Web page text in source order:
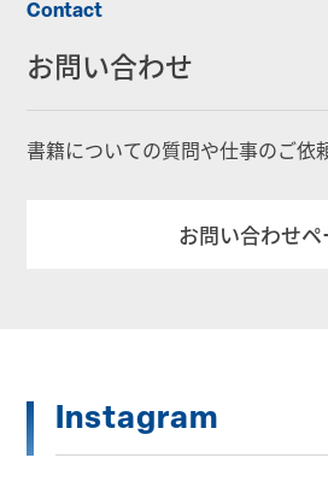
Contact
お問い合わせ
書籍についての質問や仕事のご依
お問い合わせペ
Instagram